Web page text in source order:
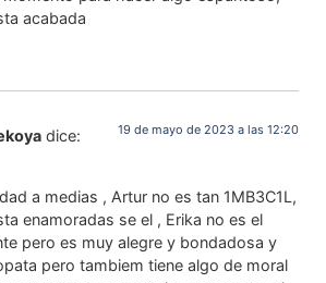
acabada
dice: 19 de mayo de 2023 a las 12:20
a medias , Artur no es tan 1MB3C1L,
enamoradas se el , Erika no es el
pero es muy alegre y bondadosa y
pero tambiem tiene algo de moral